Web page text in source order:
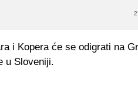
i Kopera će se odigrati na
u Sloveniji.